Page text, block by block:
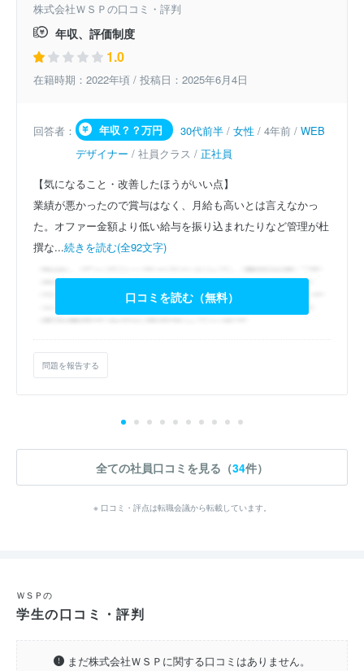
株式会社ＷＳＰの口コミ・評判
年収、評価制度
1.0
在籍時期：2022年頃 / 投稿日：2025年6月4日
回答者： 年収？？万円 30代前半 /女性 / 4年前 /WEB
デザイナー / 社員クラス / 正社員
【気になること・改善したほうがいい点】
業績が悪かったので賞与はなく、月給も高いとは言えなかっ
た。オファー金額より低い給与を振り込まれたりなど管理が杜
撰な...続きを読む(全92文字)
口コミを読む（無料）
問題を報告する
全ての社員口コミを見る（34件）
※ 口コミ・評点は転職会議から転載しています。
ＷＳＰの
学生の口コミ・評判
まだ株式会社ＷＳＰに関する口コミはありません。